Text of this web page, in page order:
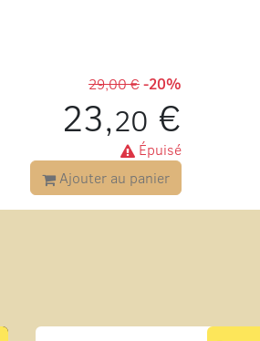
29,00 €-20%
23,20 €
Épuisé
Ajouter au panier